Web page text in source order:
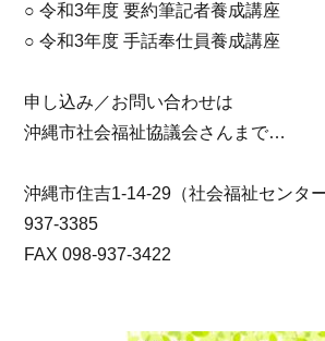
○ 令和3年度 要約筆記者養成講座
○ 令和3年度 手話奉仕員養成講座
申し込み／お問い合わせは
沖縄市社会福祉協議会さんまで…
沖縄市住吉1-14-29（社会福祉センタ
937-3385
FAX 098-937-3422